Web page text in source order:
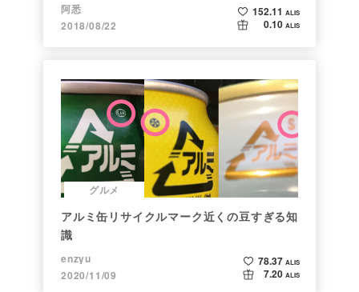
阿悉
2018/08/22
152.11 ALIS
0.10 ALIS
グルメ
アルミ缶リサイクルマーク近くの豆すぎる知
識
enzyu
2020/11/09
78.37 ALIS
7.20 ALIS